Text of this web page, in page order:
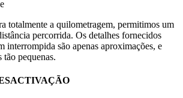
totalmente a quilometragem, permitimos um
percorrida. Os detalhes fornecidos
interrompida são apenas aproximações, e
tão pequenas.